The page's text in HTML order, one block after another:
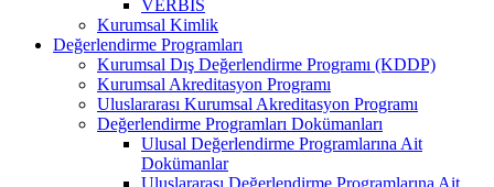
VERBİS
Kurumsal Kimlik
Değerlendirme Programları
Kurumsal Dış Değerlendirme Programı (KDDP)
Kurumsal Akreditasyon Programı
Uluslararası Kurumsal Akreditasyon Programı
Değerlendirme Programları Dokümanları
Ulusal Değerlendirme Programlarına Ait
Dokümanlar
Uluslararası Değerlendirme Programlarına Ait